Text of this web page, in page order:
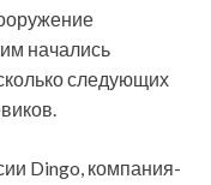
начались
следующих
Dingo, компания-